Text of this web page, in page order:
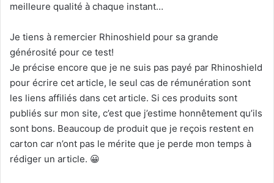
meilleure qualité à chaque instant…
Je tiens à remercier Rhinoshield pour sa grande
générosité pour ce test!
Je précise encore que je ne suis pas payé par Rhinoshield
pour écrire cet article, le seul cas de rémunération sont
les liens affiliés dans cet article. Si ces produits sont
publiés sur mon site, c’est que j’estime honnêtement qu’ils
sont bons. Beaucoup de produit que je reçois restent en
carton car n’ont pas le mérite que je perde mon temps à
rédiger un article. 😀